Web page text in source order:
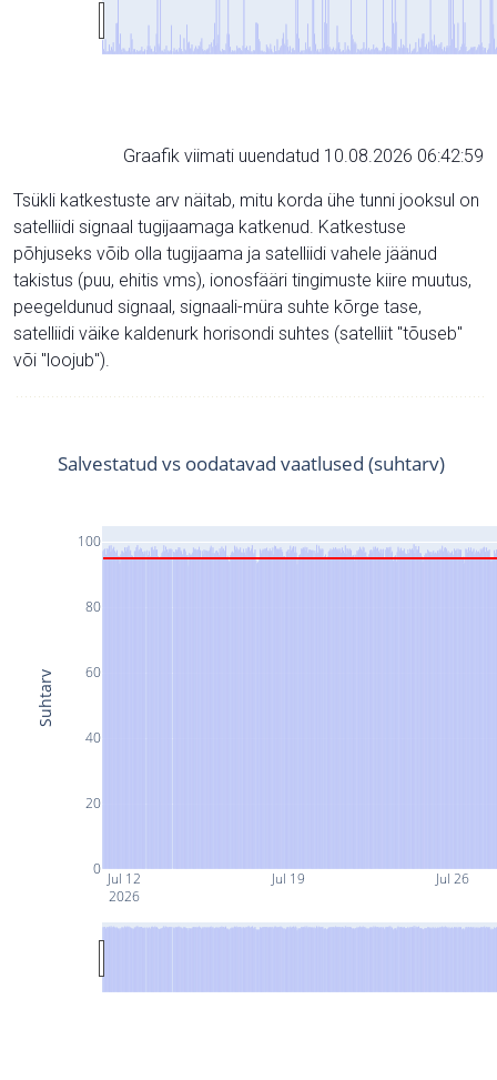
Graafik viimati uuendatud 10.08.2026 06:42:59
Tsükli katkestuste arv näitab, mitu korda ühe tunni jooksul on
satelliidi signaal tugijaamaga katkenud. Katkestuse
põhjuseks võib olla tugijaama ja satelliidi vahele jäänud
takistus (puu, ehitis vms), ionosfääri tingimuste kiire muutus,
peegeldunud signaal, signaali-müra suhte kõrge tase,
satelliidi väike kaldenurk horisondi suhtes (satelliit "tõuseb"
või "loojub").
Jul 12
2026
Jul 19 Jul 26
0
20
40
60
80
100
Salvestatud vs oodatavad vaatlused (suhtarv)
Suhtarv